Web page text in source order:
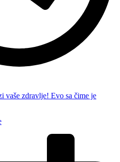
vaše zdravlje! Evo sa čime je